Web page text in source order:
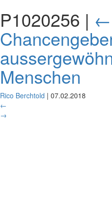
P1020256 | ←
Menschen
Rico Berchtold | 07.02.2018
←
→